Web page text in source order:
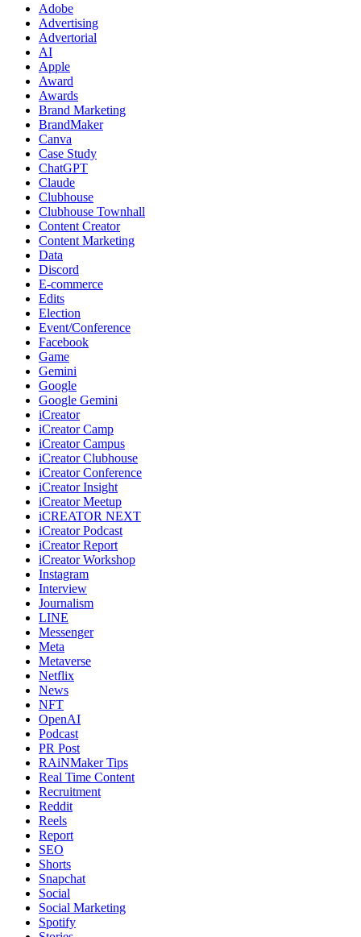
Adobe
Advertising
Advertorial
AI
Apple
Award
Awards
Brand Marketing
BrandMaker
Canva
Case Study
ChatGPT
Claude
Clubhouse
Clubhouse Townhall
Content Creator
Content Marketing
Data
Discord
E-commerce
Edits
Election
Event/Conference
Facebook
Game
Gemini
Google
Google Gemini
iCreator
iCreator Camp
iCreator Campus
iCreator Clubhouse
iCreator Conference
iCreator Insight
iCreator Meetup
iCREATOR NEXT
iCreator Podcast
iCreator Report
iCreator Workshop
Instagram
Interview
Journalism
LINE
Messenger
Meta
Metaverse
Netflix
News
NFT
OpenAI
Podcast
PR Post
RAiNMaker Tips
Real Time Content
Recruitment
Reddit
Reels
Report
SEO
Shorts
Snapchat
Social
Social Marketing
Spotify